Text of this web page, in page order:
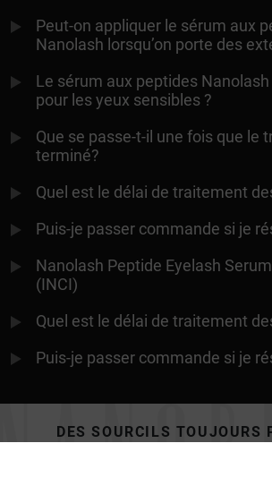
Peut-on appliquer le sérum aux
Nanolash lorsqu’on porte des
Le sérum aux peptides
pour les yeux sensibles ?
Que se passe-t-il une fois que le
terminé?
Quel est le délai de traitement
Puis-je passer commande si je
Nanolash Peptide Eyelash
(INCI)
Quel est le délai de traitement
Puis-je passer commande si je
DES SOURCILS TOUJOURS